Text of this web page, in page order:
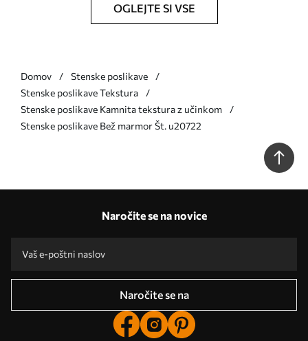
OGLEJTE SI VSE
Domov
Stenske poslikave
Stenske poslikave Tekstura
Stenske poslikave Kamnita tekstura z učinkom
Stenske poslikave Bež marmor Št. u20722
Naročite se na novice
Naročite se na